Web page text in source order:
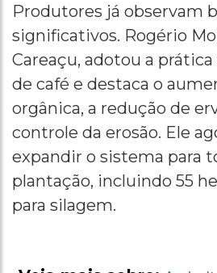
Produtores já observam
significativos. Rogério
Careaçu, adotou a
de café e destaca o
orgânica, a redução de
controle da erosão. Ele
expandir o sistema para
plantação, incluindo 55
para silagem.